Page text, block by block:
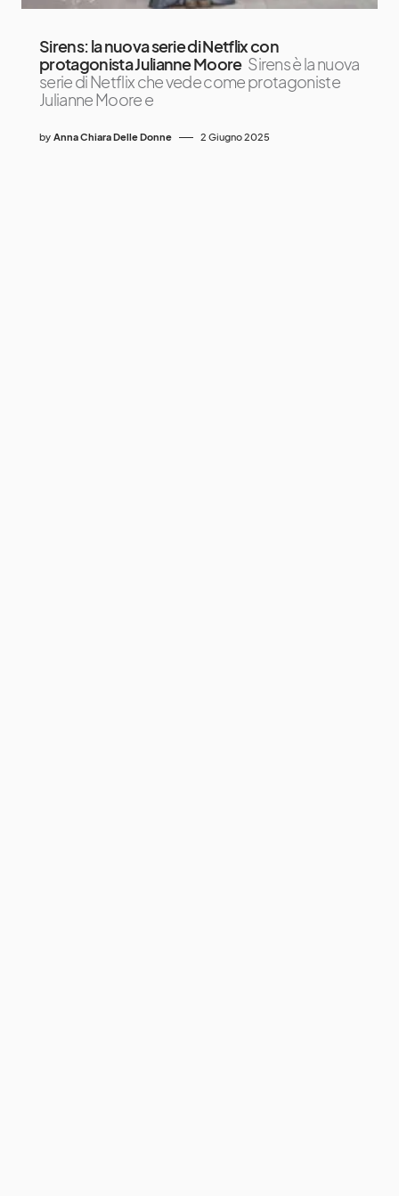
Sirens: la nuova serie di Netflix con
protagonista Julianne Moore Sirens è la nuova
serie di Netflix che vede come protagoniste
Julianne Moore e
by Anna Chiara Delle Donne 2 Giugno 2025